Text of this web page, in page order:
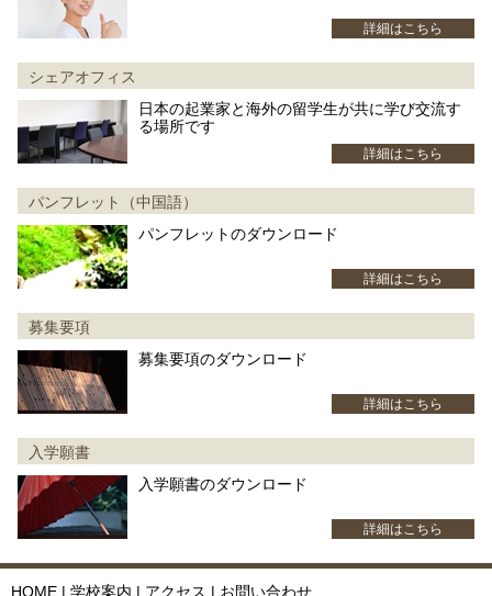
詳細はこちら
シェアオフィス
日本の起業家と海外の留学生が共に学び交流す
る場所です
詳細はこちら
パンフレット（中国語）
パンフレットのダウンロード
詳細はこちら
募集要項
募集要項のダウンロード
詳細はこちら
入学願書
入学願書のダウンロード
詳細はこちら
HOME | 学校案内 | アクセス | お問い合わせ